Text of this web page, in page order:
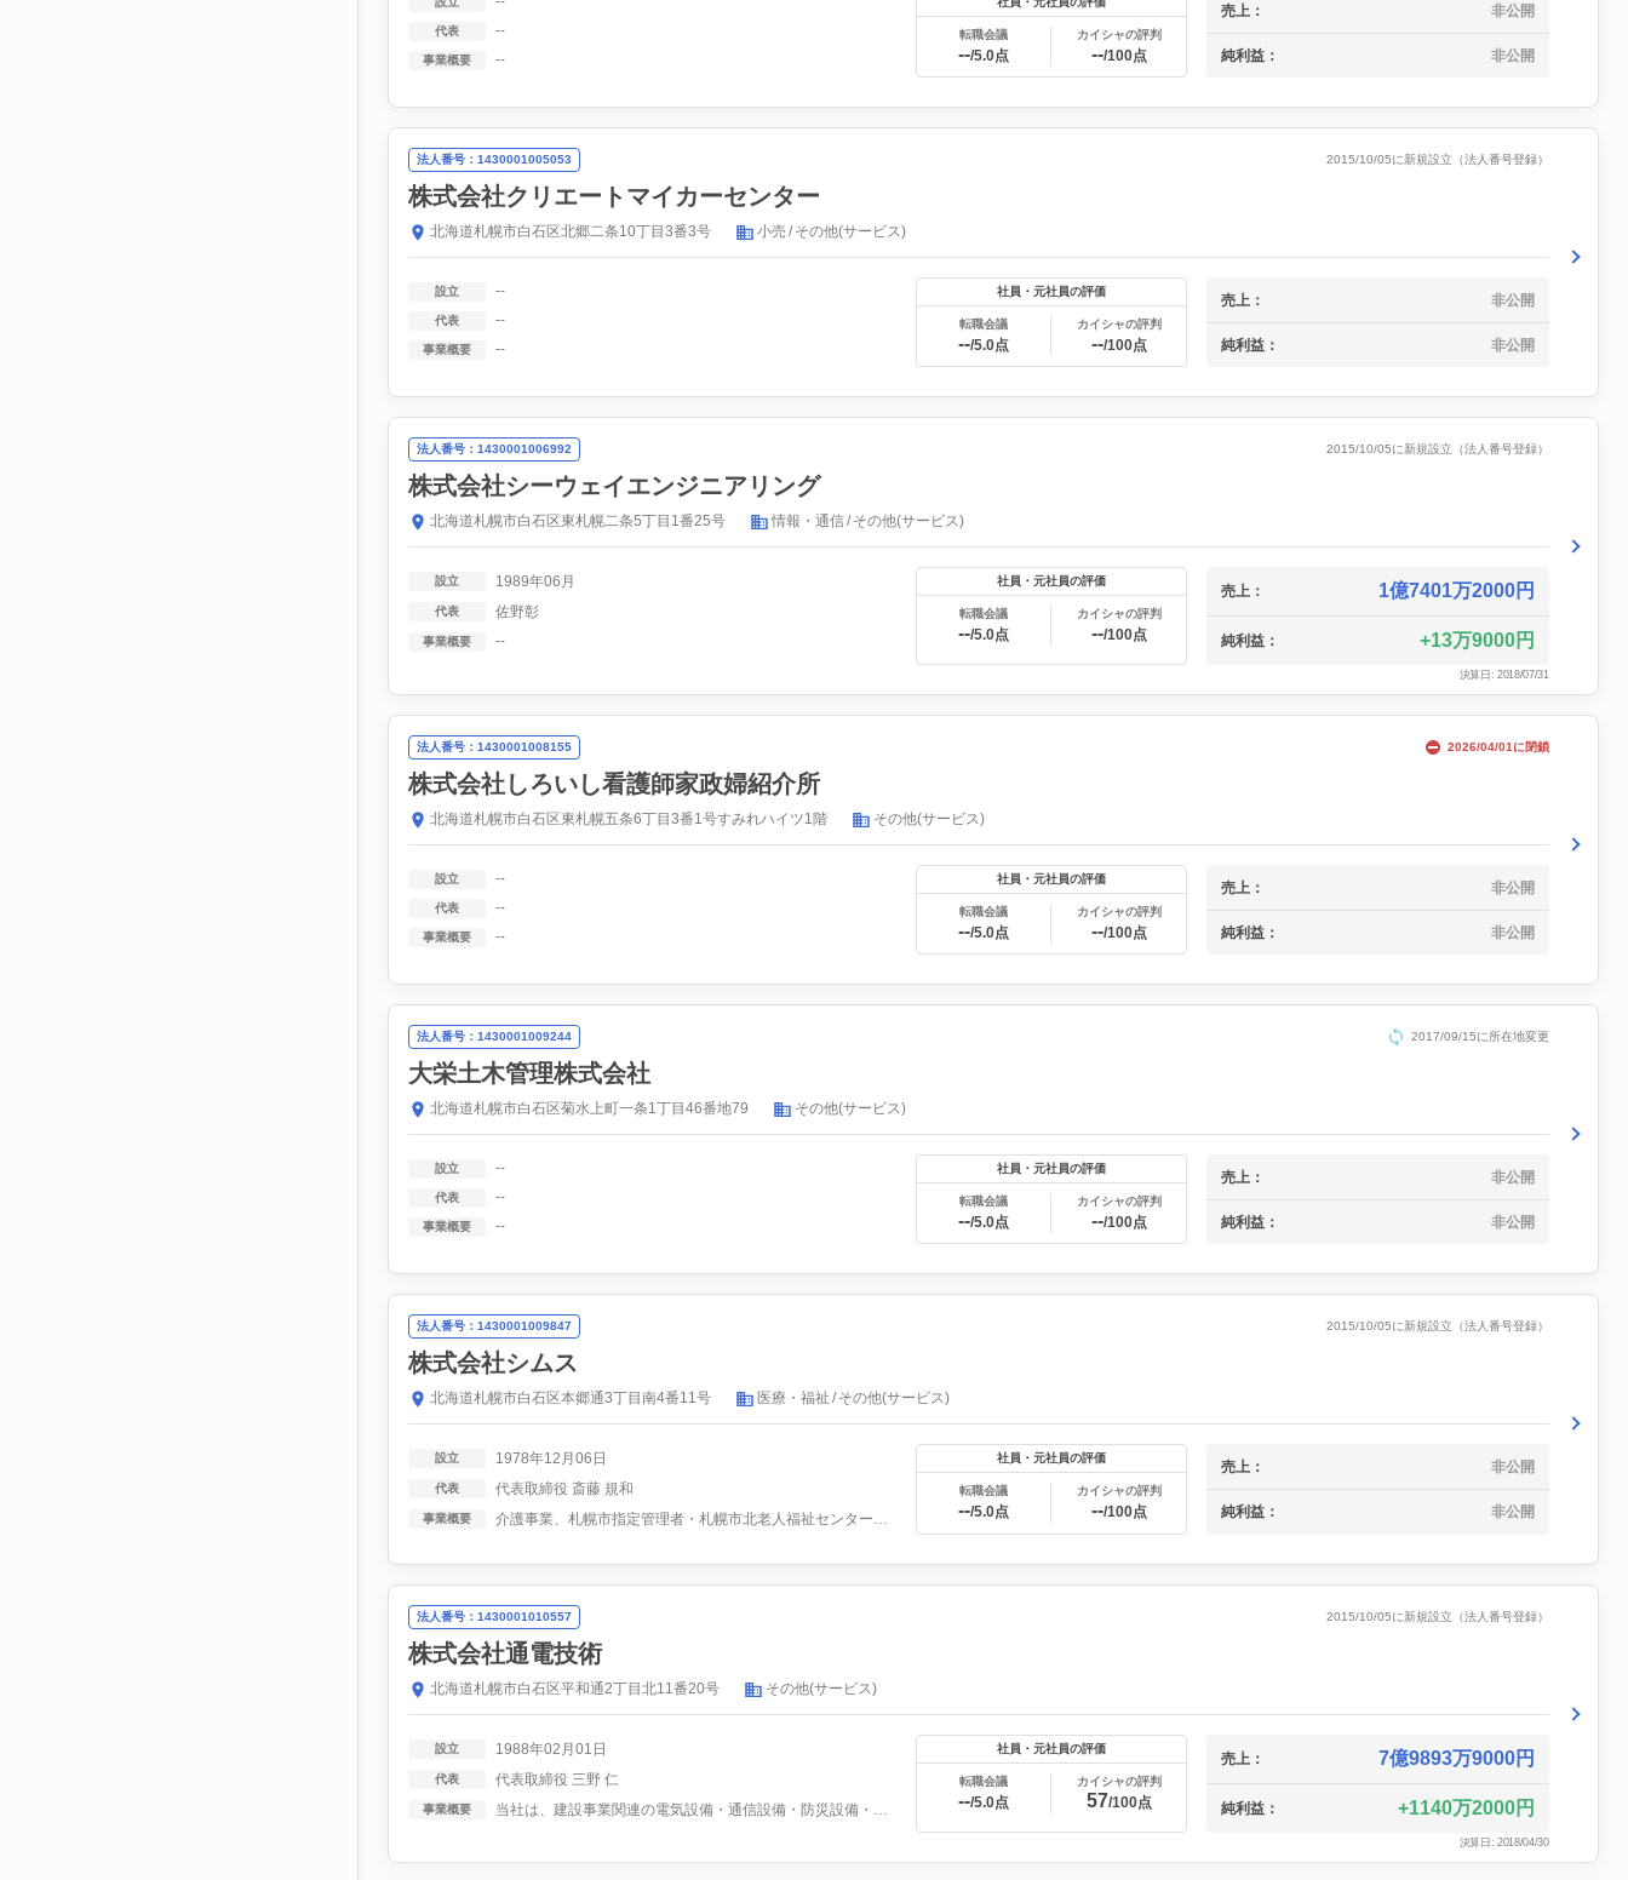
代表 --
事業概要 --
転職会議
--/5.0点
カイシャの評判
--/100点
売上： 非公開
純利益： 非公開
法人番号：1430001005053 2015/10/05に新規設立（法人番号登録）
株式会社クリエートマイカーセンター
北海道札幌市白石区北郷二条10丁目3番3号 小売 その他(サービス)
設立 --
代表 --
事業概要 --
社員・元社員の評価
転職会議
--/5.0点
カイシャの評判
--/100点
売上： 非公開
純利益： 非公開
法人番号：1430001006992 2015/10/05に新規設立（法人番号登録）
株式会社シーウェイエンジニアリング
北海道札幌市白石区東札幌二条5丁目1番25号 情報・通信 その他(サービス)
設立 1989年06月
代表 佐野彰
事業概要 --
社員・元社員の評価
転職会議
--/5.0点
カイシャの評判
--/100点
売上： 1億7401万2000円
純利益： 13万9000円
決算日: 2018/07/31
法人番号：1430001008155 2026/04/01に閉鎖
株式会社しろいし看護師家政婦紹介所
北海道札幌市白石区東札幌五条6丁目3番1号すみれハイツ1階 その他(サービス)
設立 --
代表 --
事業概要 --
社員・元社員の評価
転職会議
--/5.0点
カイシャの評判
--/100点
売上： 非公開
純利益： 非公開
法人番号：1430001009244 2017/09/15に所在地変更
大栄土木管理株式会社
北海道札幌市白石区菊水上町一条1丁目46番地79 その他(サービス)
設立 --
代表 --
事業概要 --
社員・元社員の評価
転職会議
--/5.0点
カイシャの評判
--/100点
売上： 非公開
純利益： 非公開
法人番号：1430001009847 2015/10/05に新規設立（法人番号登録）
株式会社シムス
北海道札幌市白石区本郷通3丁目南4番11号 医療・福祉 その他(サービス)
設立 1978年12月06日
代表 代表取締役 斎藤 規和
事業概要 介護事業、札幌市指定管理者・札幌市北老人福祉センター運営受...
社員・元社員の評価
転職会議
--/5.0点
カイシャの評判
--/100点
売上： 非公開
純利益： 非公開
法人番号：1430001010557 2015/10/05に新規設立（法人番号登録）
株式会社通電技術
北海道札幌市白石区平和通2丁目北11番20号 その他(サービス)
設立 1988年02月01日
代表 代表取締役 三野 仁
事業概要 当社は、建設事業関連の電気設備・通信設備・防災設備・情報処...
社員・元社員の評価
転職会議
--/5.0点
カイシャの評判
57/100点
売上： 7億9893万9000円
純利益： 1140万2000円
決算日: 2018/04/30